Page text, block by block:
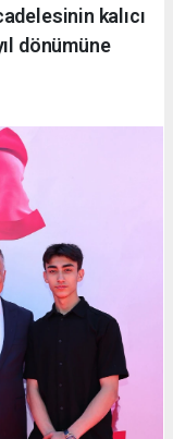
kalıcı
dönümüne